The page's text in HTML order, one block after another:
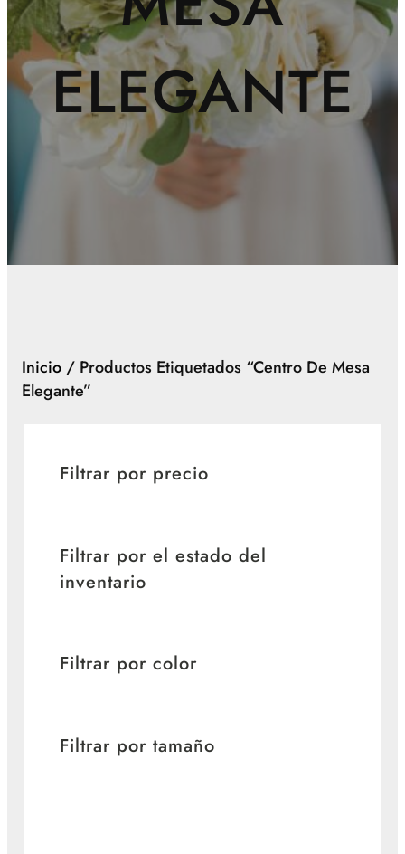
ELEGANTE
Inicio/ Productos Etiquetados “centro De Mesa
Elegante”
Filtrar por precio
Filtrar por el estado del
inventario
Filtrar por color
Filtrar por tamaño